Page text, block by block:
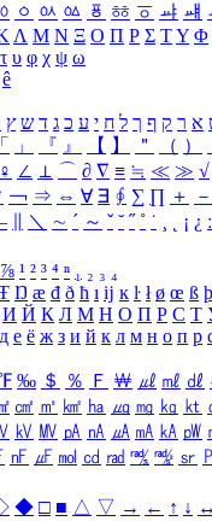
ㆁ ㆂ ㆃ ㆄ ㆅ ㆆ ㆇ ㆈ
Λ Μ Ν Ξ Ο Π Ρ Σ ΤΥ Φ
τ υ φ χ ψ ω
ê
א ר ק ף ך ל ח י ע כ ג ד ש ץ
「 」 『 』 【 】 ＂ （ ）
♀ ∠ ⊥ ⌒ ∂ ∇ ≡ ≒ ≪ ≫ √
￢ ⇒ ⇔ ∀ ∃ ∮ ∑ ∏ ＋ －
＼ ∼ ´ ～ ˇ ˘ ˝ ˚ ˙ ¸ ¡ ¿ ː
⅞ ¹ ² ³ ⁴ ⁿ ₁ ₂ ₃ ₄
Ŋ æ đ ð ħ ı ĳ ĸ ŀ ł ø œ ß þ
И Й К Л М Н О П Р С Т
д е ё ж з и й к л м н о п р
‰ ＄ ％ Ｆ ￦ ㎕ ㎖ ㎗
㎠ ㎡ ㎢ ㏊ ㎍ ㎎ ㎏ ㏏
㎸ ㎹ ㎀ ㎁ ㎂ ㎃ ㎄ ㎺
㎋ ㎌ ㏖ ㏅ ㎭ ㎮ ㎯ ㏛
◆ □ ■ △ ▽ → ← ↑ ↓ ↔